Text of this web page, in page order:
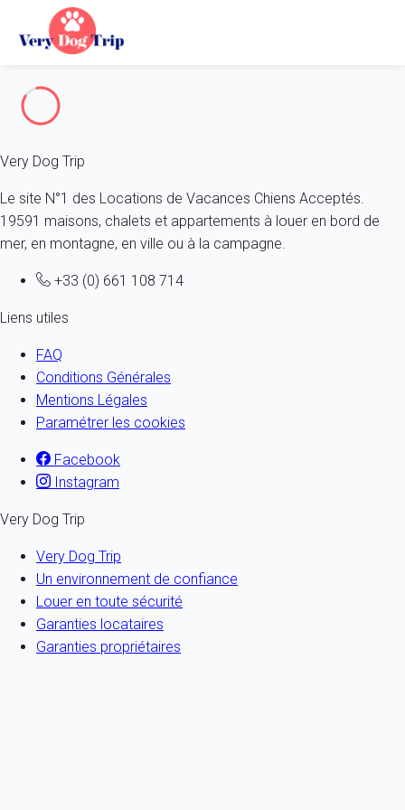
Erreur 404
Very Dog Trip
Le site N°1 des Locations de Vacances Chiens Acceptés.
19591 maisons, chalets et appartements à louer en bord de
mer, en montagne, en ville ou à la campagne.
+33 (0) 661 108 714
Liens utiles
FAQ
Conditions Générales
Mentions Légales
Paramétrer les cookies
Facebook
Instagram
Very Dog Trip
Very Dog Trip
Un environnement de confiance
Louer en toute sécurité
Garanties locataires
Garanties propriétaires